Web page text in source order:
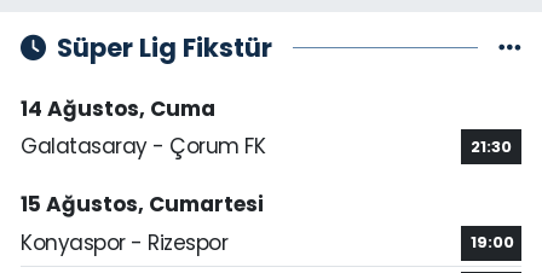
Süper Lig Fikstür
14 Ağustos, Cuma
Galatasaray - Çorum FK
21:30
15 Ağustos, Cumartesi
Konyaspor - Rizespor
19:00